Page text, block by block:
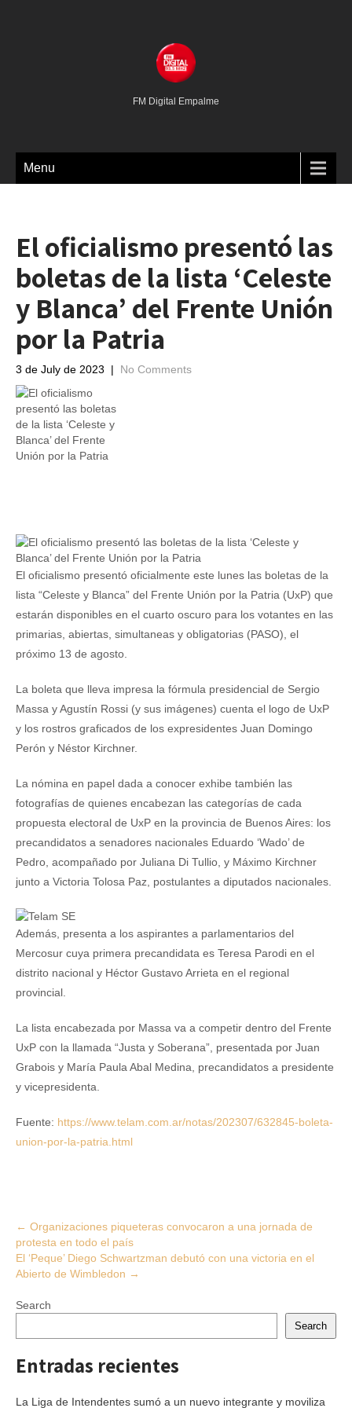
FM Digital Empalme
Menu
El oficialismo presentó las
boletas de la lista ‘Celeste
y Blanca’ del Frente Unión
por la Patria
3 de July de 2023 | No Comments
El oficialismo presentó oficialmente este lunes las boletas de la
lista “Celeste y Blanca” del Frente Unión por la Patria (UxP) que
estarán disponibles en el cuarto oscuro para los votantes en las
primarias, abiertas, simultaneas y obligatorias (PASO), el
próximo 13 de agosto.
La boleta que lleva impresa la fórmula presidencial de Sergio
Massa y Agustín Rossi (y sus imágenes) cuenta el logo de UxP
y los rostros graficados de los expresidentes Juan Domingo
Perón y Néstor Kirchner.
La nómina en papel dada a conocer exhibe también las
fotografías de quienes encabezan las categorías de cada
propuesta electoral de UxP en la provincia de Buenos Aires: los
precandidatos a senadores nacionales Eduardo ‘Wado’ de
Pedro, acompañado por Juliana Di Tullio, y Máximo Kirchner
junto a Victoria Tolosa Paz, postulantes a diputados nacionales.
Además, presenta a los aspirantes a parlamentarios del
Mercosur cuya primera precandidata es Teresa Parodi en el
distrito nacional y Héctor Gustavo Arrieta en el regional
provincial.
La lista encabezada por Massa va a competir dentro del Frente
UxP con la llamada “Justa y Soberana”, presentada por Juan
Grabois y María Paula Abal Medina, precandidatos a presidente
y vicepresidenta.
Fuente: https://www.telam.com.ar/notas/202307/632845-boleta-
union-por-la-patria.html
Post
navigation
← Organizaciones piqueteras convocaron a una jornada de
protesta en todo el país
El ‘Peque’ Diego Schwartzman debutó con una victoria en el
Abierto de Wimbledon →
Search
Search
Entradas recientes
La Liga de Intendentes sumó a un nuevo integrante y moviliza